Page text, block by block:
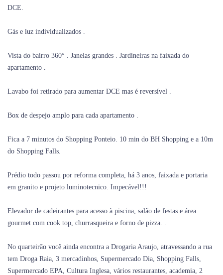
DCE.
Gás e luz individualizados .
Vista do bairro 360° . Janelas grandes . Jardineiras na faixada do
apartamento .
Lavabo foi retirado para aumentar DCE mas é reversível .
Box de despejo amplo para cada apartamento .
Fica a 7 minutos do Shopping Ponteio. 10 min do BH Shopping e a 10m
do Shopping Falls.
Prédio todo passou por reforma completa, há 3 anos, faixada e portaria
em granito e projeto luminotecnico. Impecável!!!
Elevador de cadeirantes para acesso à piscina, salão de festas e área
gourmet com cook top, churrasqueira e forno de pizza. .
No quarteirão você ainda encontra a Drogaria Araujo, atravessando a rua
tem Droga Raia, 3 mercadinhos, Supermercado Dia, Shopping Falls,
Supermercado EPA, Cultura Inglesa, vários restaurantes, academia, 2